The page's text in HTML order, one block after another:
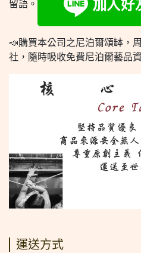
留語。
📣購買本公司之尼泊爾頌缽，
社，隨時吸收免費尼泊爾藝品
運送方式